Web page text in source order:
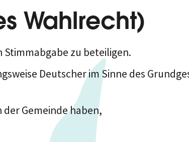
Wahlrecht)
Stimmabgabe zu beteiligen.
Deutscher im Sinne des
Gemeinde haben,